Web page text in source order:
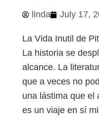
linda July 17,
La Vida Inutil de
La historia se
alcance. La
que a veces no
una lástima que el
es un viaje en sí